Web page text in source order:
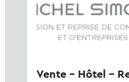
Vente - Hôtel - Restaurant - Café -